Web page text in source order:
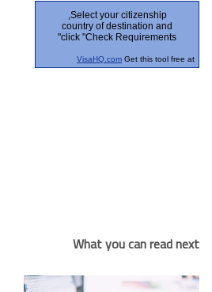
Select your citizenship,
country of destination and
click "Check Requirements"
Get this tool free at
VisaHQ.com
What you can read next